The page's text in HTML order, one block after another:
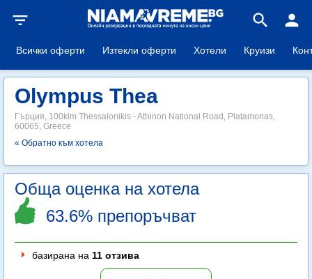
filter_list search person
Всички оферти Изтекли оферти Хотели Круизи
Olympus Thea
Гърция, 100klm Thessalonikis - Athinon National Road, Platamonas,
60065, Greece
« Обратно към хотела
Обща оценка на хотела
63.6% препоръчват
базирана на 11 отзива